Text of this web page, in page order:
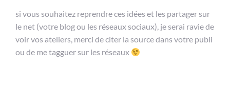
si vous souhaitez reprendre ces idées et les partager sur
le net (votre blog ou les réseaux sociaux), je serai ravie de
voir vos ateliers, merci de citer la source dans votre publi
ou de me tagguer sur les réseaux